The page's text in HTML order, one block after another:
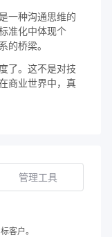
一种沟通思维的
准化中体现个
的桥梁。
了。这不是对技
商业世界中，真
管理工具
客户。